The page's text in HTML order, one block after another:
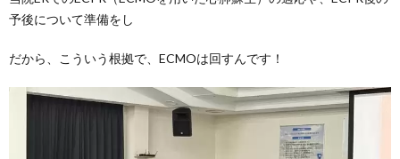
予後について準備をし
だから、こういう根拠で、ECMOは回すんです！